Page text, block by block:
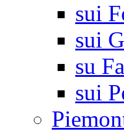
sui
sui
su
sui